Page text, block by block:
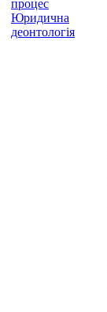
процес
Юридична
деонтологія